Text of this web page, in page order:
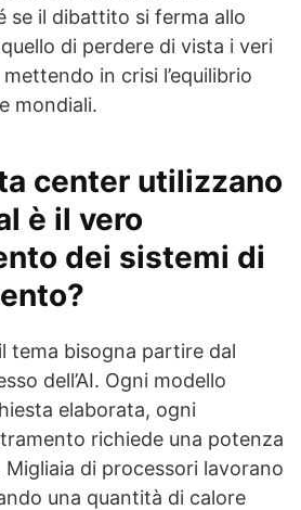
se il dibattito si ferma allo
di perdere di vista i veri
in crisi l’equilibrio
mondiali.
center utilizzano
è il vero
dei sistemi di
tema bisogna partire dal
dell’AI. Ogni modello
elaborata, ogni
richiede una potenza
di processori lavorano
una quantità di calore